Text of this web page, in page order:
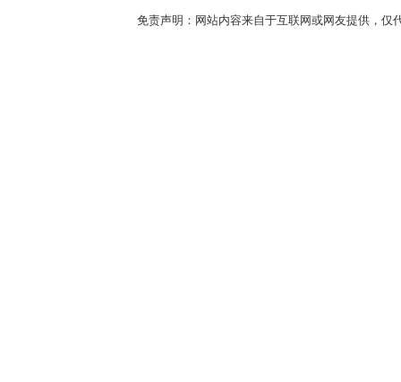
免责声明：网站内容来自于互联网或网友提供，